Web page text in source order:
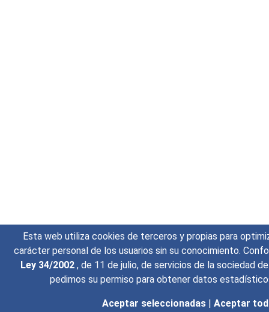
Esta web utiliza cookies de terceros y propias para
carácter personal de los usuarios sin su conocimiento.
Ley 34/2002 , de 11 de julio, de servicios de la sociedad
pedimos su permiso para obtener datos
Aceptar seleccionadas | Aceptar